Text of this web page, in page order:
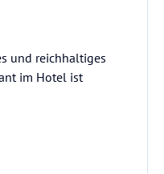
und reichhaltiges
im Hotel ist